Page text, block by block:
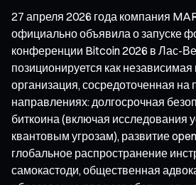
27 апреля 2026 года компания
официально объявила о запуске
конференции Bitcoin 2026 в Лас-
позиционируется как
организация, сосредоточенная на
направлениях: долгосрочная
биткоина (включая исследования
квантовым угрозам), развитие
глобальное распространение
самокастоди, общественная